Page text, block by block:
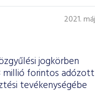
2021.
jogkörben
millió forintos adózott
tevékenységébe